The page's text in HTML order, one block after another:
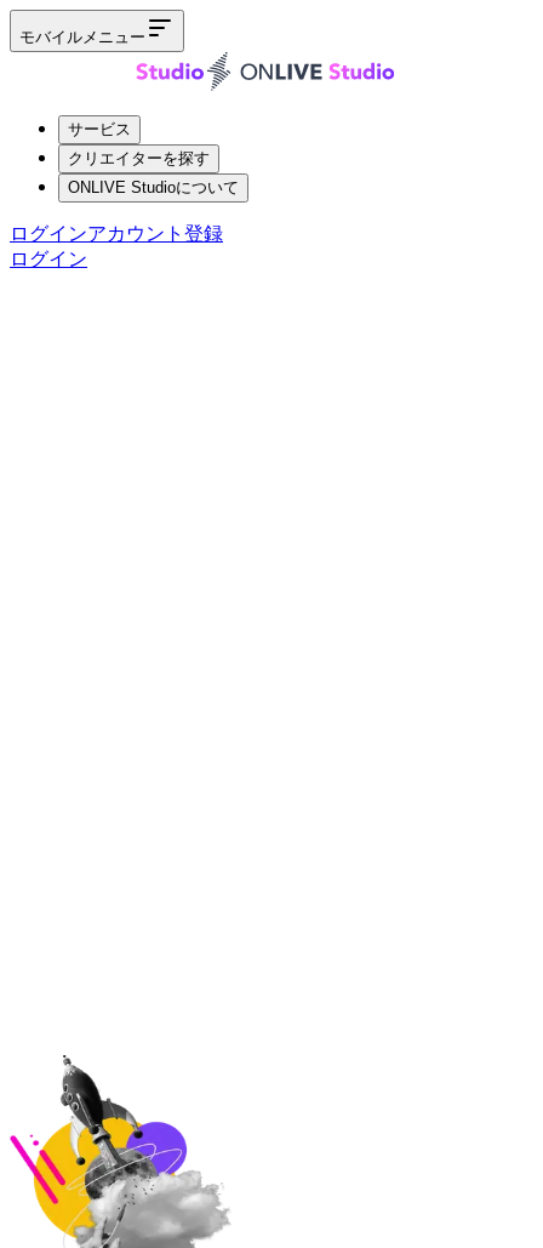
モバイルメニュー
サービス
クリエイターを探す
ONLIVE Studioについて
ログインアカウント登録
ログイン